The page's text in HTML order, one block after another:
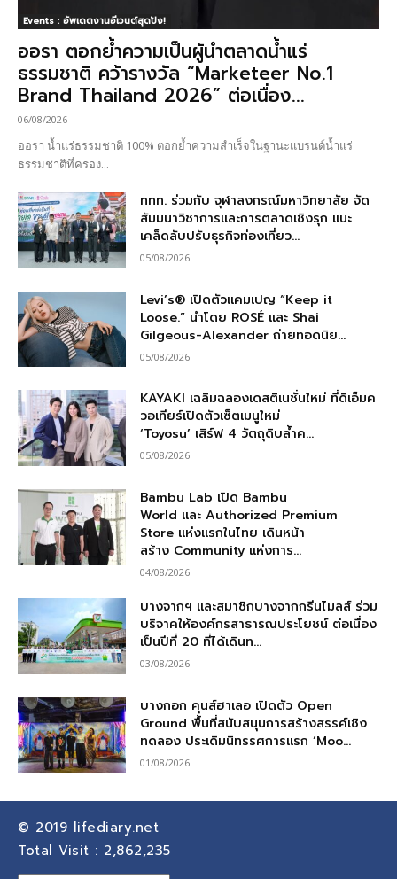
Events : อัพเดตงานอีเวนต์สุดปัง!
ออรา ตอกย้ำความเป็นผู้นำตลาดน้ำแร่
ธรรมชาติ คว้ารางวัล “Marketeer No.1
Brand Thailand 2026” ต่อเนื่อง...
06/08/2026
ออรา น้ำแร่ธรรมชาติ 100% ตอกย้ำความสำเร็จในฐานะแบรนด์น้ำแร่
ธรรมชาติที่ครอง...
ททท. ร่วมกับ จุฬาลงกรณ์มหาวิทยาลัย จัด
สัมมนาวิชาการและการตลาดเชิงรุก แนะ
เคล็ดลับปรับธุรกิจท่องเที่ยว...
05/08/2026
Levi’s® เปิดตัวแคมเปญ “Keep it
Loose.” นำโดย ROSÉ และ Shai
Gilgeous-Alexander ถ่ายทอดนิย...
05/08/2026
KAYAKI เฉลิมฉลองเดสติเนชั่นใหม่ ที่ดิเอ็มค
วอเทียร์เปิดตัวเซ็ตเมนูใหม่
‘Toyosu’ เสิร์ฟ 4 วัตถุดิบล้ำค...
05/08/2026
Bambu Lab เปิด Bambu
World และ Authorized Premium
Store แห่งแรกในไทย เดินหน้า
สร้าง Community แห่งการ...
04/08/2026
บางจากฯ และสมาชิกบางจากกรีนไมลส์ ร่วม
บริจาคให้องค์กรสาธารณประโยชน์ ต่อเนื่อง
เป็นปีที่ 20 ที่ได้เดินท...
03/08/2026
บางกอก คุนส์ฮาเลอ เปิดตัว Open
Ground พื้นที่สนับสนุนการสร้างสรรค์เชิง
ทดลอง ประเดิมนิทรรศการแรก ‘Moo...
01/08/2026
© 2019 lifediary.net
Total Visit : 2,862,235